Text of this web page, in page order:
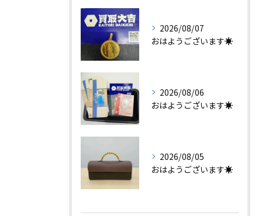
2026/08/07
おはようございます☀
2026/08/06
おはようございます☀
2026/08/05
おはようございます☀